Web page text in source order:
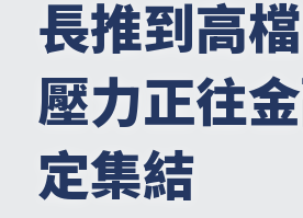
email聯絡
長推到高
壓力正往
定集結